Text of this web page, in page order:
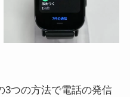
3つの方法で電話の発信